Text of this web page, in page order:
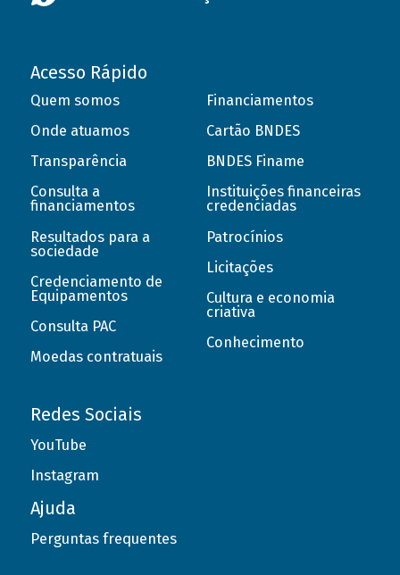
Acesso Rápido
Quem somos
Onde atuamos
Transparência
Consulta a
financiamentos
Resultados para a
sociedade
Credenciamento de
Equipamentos
Consulta PAC
Moedas contratuais
Financiamentos
Cartão BNDES
BNDES Finame
Instituições financeiras
credenciadas
Patrocínios
Licitações
Cultura e economia
criativa
Conhecimento
Redes Sociais
YouTube
Instagram
Ajuda
Perguntas frequentes